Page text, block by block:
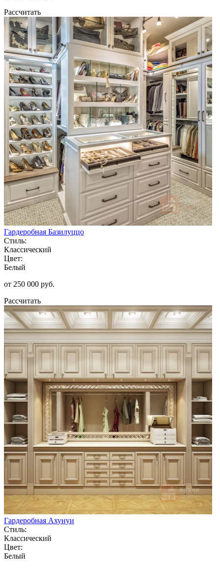
Рассчитать
Гардеробная Базилуццо
Стиль:
Классический
Цвет:
Белый
от 250 000 руб.
Рассчитать
Гардеробная Ахунуи
Стиль:
Классический
Цвет:
Белый